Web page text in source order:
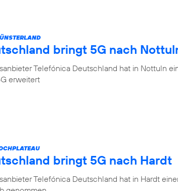
bringt 5G nach
Telefónica Deutschland hat in Nottuln
erweitert
bringt 5G nach Hardt
Telefónica Deutschland hat in Hardt